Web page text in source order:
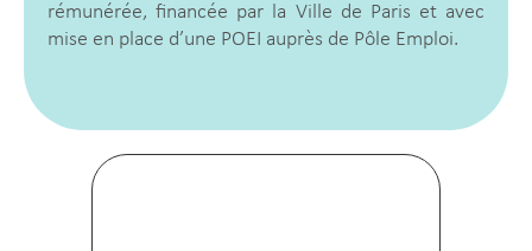
rémunérée, financée par la Ville de Paris et avec
mise en place d’une POEI auprès de Pôle Emploi.